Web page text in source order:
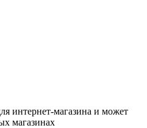
интернет-магазина и может
магазинах